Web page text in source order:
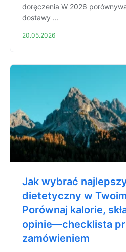
doręczenia W 2026
dostawy ...
20.05.2026
Jak wybrać
dietetyczny w
Porównaj kalorie,
opinie—checklista
zamówieniem